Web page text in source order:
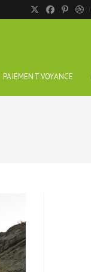
PAIEMENT VOYANCE